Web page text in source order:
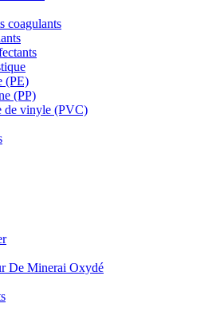
coagulants
(PE)
(PP)
de vinyle (PVC)
De Minerai Oxydé